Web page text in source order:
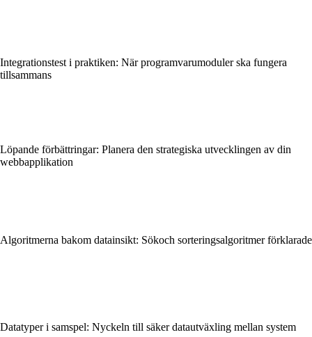
Integrationstest i praktiken: När programvarumoduler ska fungera
tillsammans
Löpande förbättringar: Planera den strategiska utvecklingen av din
webbapplikation
Algoritmerna bakom datainsikt: Sökoch sorteringsalgoritmer förklarade
Datatyper i samspel: Nyckeln till säker datautväxling mellan system